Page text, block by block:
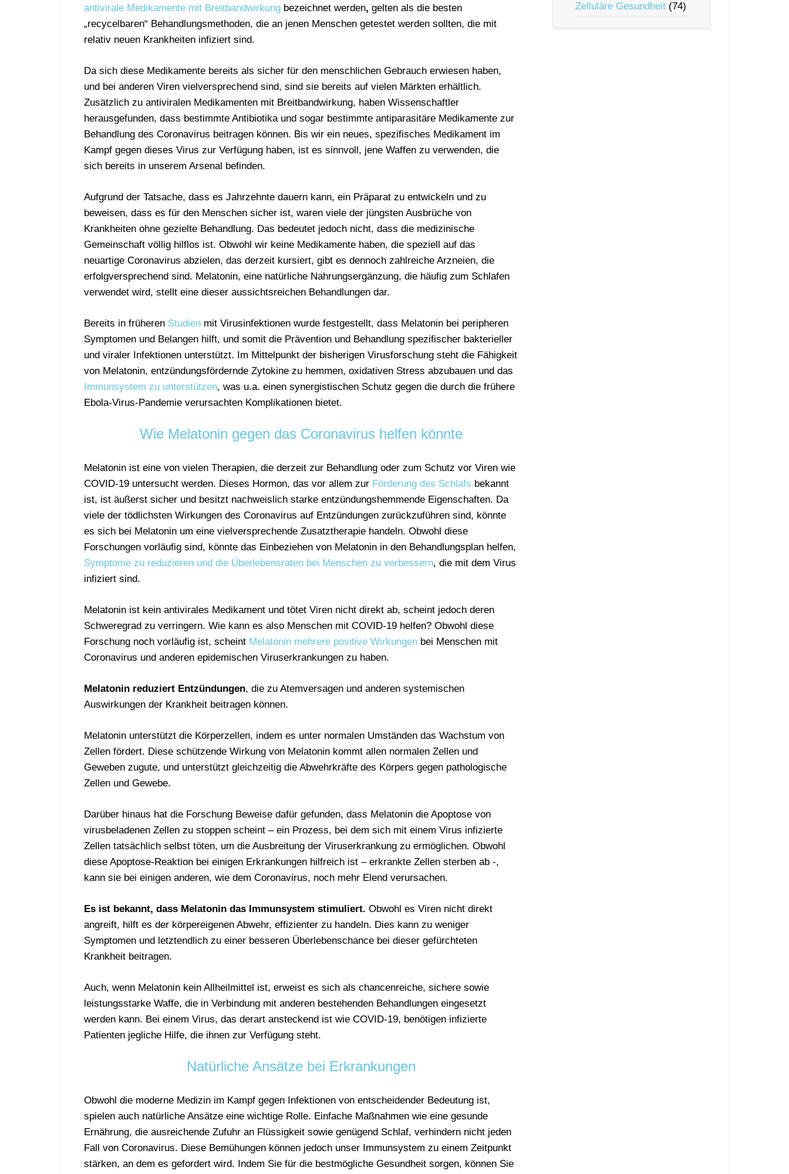
antivirale Medikamente mit Breitbandwirkung bezeichnet werden, gelten als die besten
„recycelbaren“ Behandlungsmethoden, die an jenen Menschen getestet werden sollten, die mit
relativ neuen Krankheiten infiziert sind.
Da sich diese Medikamente bereits als sicher für den menschlichen Gebrauch erwiesen haben,
und bei anderen Viren vielversprechend sind, sind sie bereits auf vielen Märkten erhältlich.
Zusätzlich zu antiviralen Medikamenten mit Breitbandwirkung, haben Wissenschaftler
herausgefunden, dass bestimmte Antibiotika und sogar bestimmte antiparasitäre Medikamente zur
Behandlung des Coronavirus beitragen können. Bis wir ein neues, spezifisches Medikament im
Kampf gegen dieses Virus zur Verfügung haben, ist es sinnvoll, jene Waffen zu verwenden, die
sich bereits in unserem Arsenal befinden.
Aufgrund der Tatsache, dass es Jahrzehnte dauern kann, ein Präparat zu entwickeln und zu
beweisen, dass es für den Menschen sicher ist, waren viele der jüngsten Ausbrüche von
Krankheiten ohne gezielte Behandlung. Das bedeutet jedoch nicht, dass die medizinische
Gemeinschaft völlig hilflos ist. Obwohl wir keine Medikamente haben, die speziell auf das
neuartige Coronavirus abzielen, das derzeit kursiert, gibt es dennoch zahlreiche Arzneien, die
erfolgversprechend sind. Melatonin, eine natürliche Nahrungsergänzung, die häufig zum Schlafen
verwendet wird, stellt eine dieser aussichtsreichen Behandlungen dar.
Bereits in früheren Studien mit Virusinfektionen wurde festgestellt, dass Melatonin bei peripheren
Symptomen und Belangen hilft, und somit die Prävention und Behandlung spezifischer bakterieller
und viraler Infektionen unterstützt. Im Mittelpunkt der bisherigen Virusforschung steht die Fähigkeit
von Melatonin, entzündungsfördernde Zytokine zu hemmen, oxidativen Stress abzubauen und das
Immunsystem zu unterstützen, was u.a. einen synergistischen Schutz gegen die durch die frühere
Ebola-Virus-Pandemie verursachten Komplikationen bietet.
Wie Melatonin gegen das Coronavirus helfen könnte
Melatonin ist eine von vielen Therapien, die derzeit zur Behandlung oder zum Schutz vor Viren wie
COVID-19 untersucht werden. Dieses Hormon, das vor allem zur Förderung des Schlafs bekannt
ist, ist äußerst sicher und besitzt nachweislich starke entzündungshemmende Eigenschaften. Da
viele der tödlichsten Wirkungen des Coronavirus auf Entzündungen zurückzuführen sind, könnte
es sich bei Melatonin um eine vielversprechende Zusatztherapie handeln. Obwohl diese
Forschungen vorläufig sind, könnte das Einbeziehen von Melatonin in den Behandlungsplan helfen,
Symptome zu reduzieren und die Überlebensraten bei Menschen zu verbessern, die mit dem Virus
infiziert sind.
Melatonin ist kein antivirales Medikament und tötet Viren nicht direkt ab, scheint jedoch deren
Schweregrad zu verringern. Wie kann es also Menschen mit COVID-19 helfen? Obwohl diese
Forschung noch vorläufig ist, scheint Melatonin mehrere positive Wirkungen bei Menschen mit
Coronavirus und anderen epidemischen Viruserkrankungen zu haben.
Melatonin reduziert Entzündungen, die zu Atemversagen und anderen systemischen
Auswirkungen der Krankheit beitragen können.
Melatonin unterstützt die Körperzellen, indem es unter normalen Umständen das Wachstum von
Zellen fördert. Diese schützende Wirkung von Melatonin kommt allen normalen Zellen und
Geweben zugute, und unterstützt gleichzeitig die Abwehrkräfte des Körpers gegen pathologische
Zellen und Gewebe.
Darüber hinaus hat die Forschung Beweise dafür gefunden, dass Melatonin die Apoptose von
virusbeladenen Zellen zu stoppen scheint – ein Prozess, bei dem sich mit einem Virus infizierte
Zellen tatsächlich selbst töten, um die Ausbreitung der Viruserkrankung zu ermöglichen. Obwohl
diese Apoptose-Reaktion bei einigen Erkrankungen hilfreich ist – erkrankte Zellen sterben ab -,
kann sie bei einigen anderen, wie dem Coronavirus, noch mehr Elend verursachen.
Es ist bekannt, dass Melatonin das Immunsystem stimuliert. Obwohl es Viren nicht direkt
angreift, hilft es der körpereigenen Abwehr, effizienter zu handeln. Dies kann zu weniger
Symptomen und letztendlich zu einer besseren Überlebenschance bei dieser gefürchteten
Krankheit beitragen.
Auch, wenn Melatonin kein Allheilmittel ist, erweist es sich als chancenreiche, sichere sowie
leistungsstarke Waffe, die in Verbindung mit anderen bestehenden Behandlungen eingesetzt
werden kann. Bei einem Virus, das derart ansteckend ist wie COVID-19, benötigen infizierte
Patienten jegliche Hilfe, die ihnen zur Verfügung steht.
Natürliche Ansätze bei Erkrankungen
Obwohl die moderne Medizin im Kampf gegen Infektionen von entscheidender Bedeutung ist,
spielen auch natürliche Ansätze eine wichtige Rolle. Einfache Maßnahmen wie eine gesunde
Ernährung, die ausreichende Zufuhr an Flüssigkeit sowie genügend Schlaf, verhindern nicht jeden
Fall von Coronavirus. Diese Bemühungen können jedoch unser Immunsystem zu einem Zeitpunkt
stärken, an dem es gefordert wird. Indem Sie für die bestmögliche Gesundheit sorgen, können Sie
Zelluläre Gesundheit (74)